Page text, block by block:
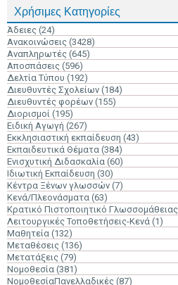
Χρήσιμες Κατηγορίες
Άδειες (24)
Ανακοινώσεις (3428)
Αναπληρωτές (645)
Αποσπάσεις (596)
Δελτία Τύπου (192)
Διευθυντές Σχολείων (184)
Διευθυντές φορέων (155)
Διορισμοί (195)
Ειδική Αγωγή (267)
Εκκλησιαστική εκπαίδευση (43)
Εκπαιδευτικά Θέματα (384)
Ενισχυτική Διδασκαλία (60)
Ιδιωτική Εκπαίδευση (30)
Κέντρα Ξένων γλωσσών (7)
Κενά/Πλεονάσματα (63)
Κρατικό Πιστοποιητικό Γλωσσομάθειας
Λειτουργικές Τοποθετήσεις-Κενά (1)
Μαθητεία (132)
Μεταθέσεις (136)
Μετατάξεις (79)
Νομοθεσία (381)
ΝομοθεσίαΠανελλαδικές (87)